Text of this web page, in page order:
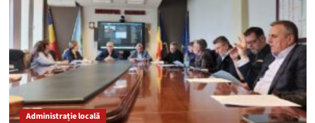
Administrație locală